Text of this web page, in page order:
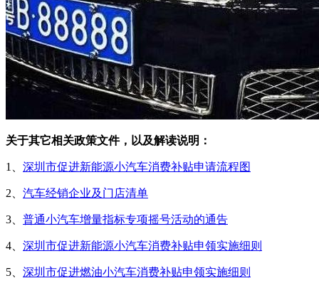
关于其它相关政策文件，以及解读说明：
1、 深圳市促进新能源小汽车消费补贴申请流程图
2、 汽车经销企业及门店清单
3、 普通小汽车增量指标专项摇号活动的通告
4、 深圳市促进新能源小汽车消费补贴申领实施细则
5、 深圳市促进燃油小汽车消费补贴申领实施细则